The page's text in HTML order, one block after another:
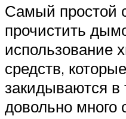
Самый простой
прочистить
использование
средств,
закидываются в
довольно много